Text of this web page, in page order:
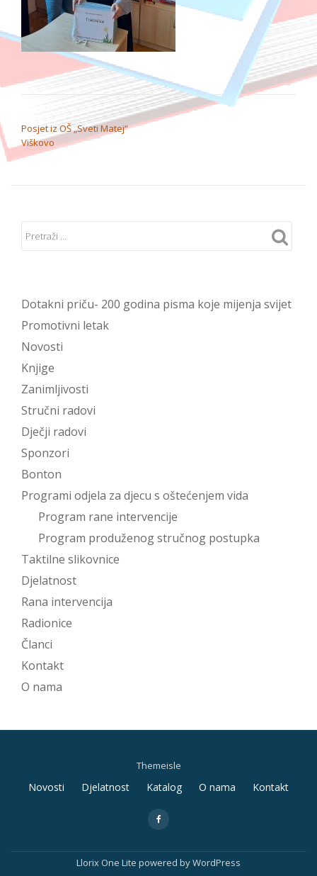
NAVIGACIJA OBJAVA
Posjet iz OŠ „Sveti Matej“
Viškovo
Dotakni priču- 200 godina pisma koje mijenja svijet
Promotivni letak
Novosti
Knjige
Zanimljivosti
Stručni radovi
Dječji radovi
Sponzori
Bonton
Programi odjela za djecu s oštećenjem vida
Program rane intervencije
Program produženog stručnog postupka
Taktilne slikovnice
Djelatnost
Rana intervencija
Radionice
Članci
Kontakt
O nama
Themeisle
Secondary
Novosti Djelatnost Katalog O nama Kontakt
fa-
facebook
Llorix One Lite powered byWordPress